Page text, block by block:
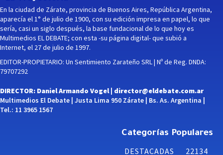
En la ciudad de Zárate, provincia de Buenos Aires, República Argentina,
aparecía el 1° de julio de 1900, con su edición impresa en papel, lo que
sería, casi un siglo después, la base fundacional de lo que hoy es
Multimedios EL DEBATE; con esta -su página digital- que subió a
Internet, el 27 de julio de 1997.
EDITOR-PROPIETARIO: Un Sentimiento Zarateño SRL | Nº de Reg. DNDA:
79707292
DIRECTOR: Daniel Armando Vogel | director@eldebate.com.ar
Multimedios El Debate | Justa Lima 950 Zárate | Bs. As. Argentina |
Tel.: 11 3965 1567
Categorías Populares
DESTACADAS
22134